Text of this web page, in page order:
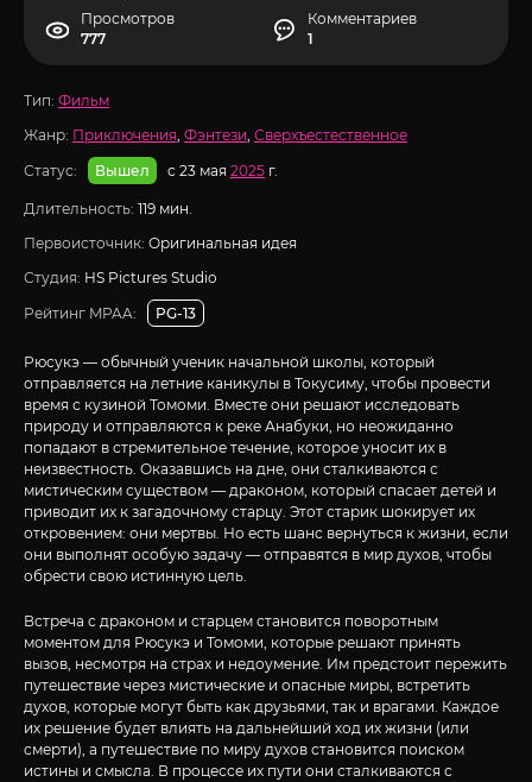
Просмотров
777
Комментариев
1
Тип: Фильм
Жанр: Приключения, Фэнтези, Сверхъестественное
Статус:
Вышел с 23 мая 2025 г.
Длительность: 119 мин.
Первоисточник: Оригинальная идея
Студия: HS Pictures Studio
Рейтинг MPAA:
PG-13
Рюсукэ — обычный ученик начальной школы, который
отправляется на летние каникулы в Токусиму, чтобы провести
время с кузиной Томоми. Вместе они решают исследовать
природу и отправляются к реке Анабуки, но неожиданно
попадают в стремительное течение, которое уносит их в
неизвестность. Оказавшись на дне, они сталкиваются с
мистическим существом — драконом, который спасает детей и
приводит их к загадочному старцу. Этот старик шокирует их
откровением: они мертвы. Но есть шанс вернуться к жизни, если
они выполнят особую задачу — отправятся в мир духов, чтобы
обрести свою истинную цель.
Встреча с драконом и старцем становится поворотным
моментом для Рюсукэ и Томоми, которые решают принять
вызов, несмотря на страх и недоумение. Им предстоит пережить
путешествие через мистические и опасные миры, встретить
духов, которые могут быть как друзьями, так и врагами. Каждое
их решение будет влиять на дальнейший ход их жизни (или
смерти), а путешествие по миру духов становится поиском
истины и смысла. В процессе их пути они сталкиваются с